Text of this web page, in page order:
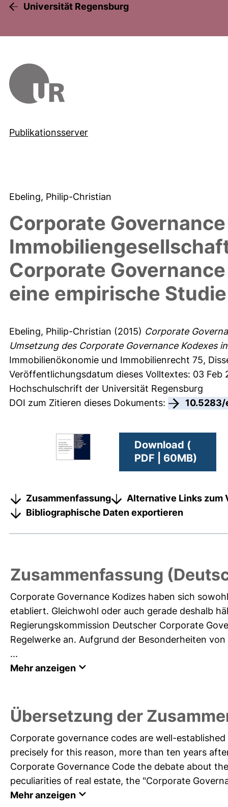
Universität Regensburg
Publikationsserver
Ebeling, Philip-Christian
Corporate
Corporate
eine empirische Studie
Ebeling, Philip-Christian (2015) Corporate
Umsetzung des Corporate Governance Kodexes
Immobilienökonomie und Immobilienrecht 75,
Veröffentlichungsdatum dieses Volltextes: 03 Feb
Hochschulschrift der Universität Regensburg
DOI zum Zitieren dieses Dokuments:
Download (
PDF | 60MB)
Zusammenfassung
Alternative Links zum
Bibliographische Daten exportieren
Zusammenfassung
Corporate Governance Kodizes haben sich
etabliert. Gleichwohl oder auch gerade deshalb
Regierungskommission Deutscher Corporate
Regelwerke an. Aufgrund der Besonderheiten
...
Mehr anzeigen
Übersetzung der
Corporate governance codes are well-
precisely for this reason, more than ten years
Corporate Governance Code the debate about
peculiarities of real estate, the "Corporate
Mehr anzeigen